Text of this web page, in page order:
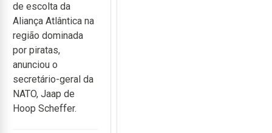
de escolta da
Aliança Atlântica na
região dominada
por piratas,
anunciou o
secretário-geral da
NATO, Jaap de
Hoop Scheffer.